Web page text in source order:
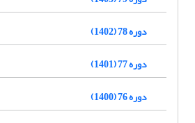
دوره 78 (1402)
دوره 77 (1401)
دوره 76 (1400)